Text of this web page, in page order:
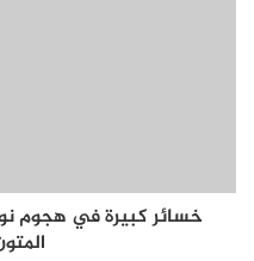
خسائر كبيرة في هجوم